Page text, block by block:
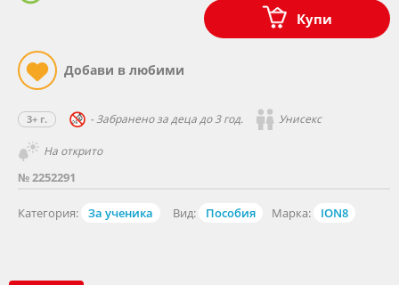
№ 2252291
Категория: За ученика Вид: Пособия Марка: ION8
3+ г. - Забранено за деца до 3 год. Унисекс
На открито
Купи